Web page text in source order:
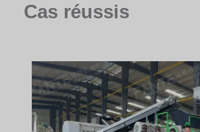
Cas réussis